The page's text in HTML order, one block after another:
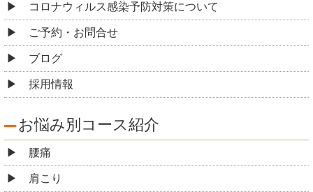
コロナウィルス感染予防対策について
ご予約・お問合せ
ブログ
採用情報
お悩み別コース紹介
腰痛
肩こり